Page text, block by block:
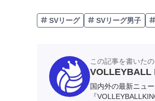
SVリーグ SVリーグ男子
この記事を書いた
VOLLEYBALL
国内外の最新ニュ
『